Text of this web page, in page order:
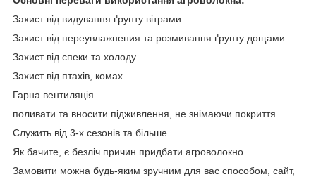
Захист від видування ґрунту вітрами.
Захист від переувлажнения та розмивання ґрунту дощами.
Захист від спеки та холоду.
Захист від птахів, комах.
Гарна вентиляція.
поливати та вносити підживлення, не знімаючи покриття.
Служить від 3-х сезонів та більше.
Як бачите, є безліч причин придбати агроволокно.
Замовити можна будь-яким зручним для вас способом, сайт,